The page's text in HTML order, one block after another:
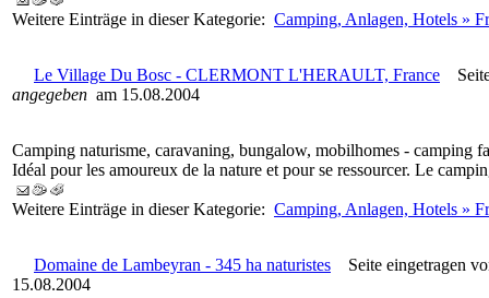
Weitere Einträge in dieser Kategorie: Camping, Anlagen, Hotels »
Le Village Du Bosc - CLERMONT L'HERAULT, France
angegeben am 15.08.2004
Camping naturisme, caravaning, bungalow, mobilhomes - camping
Idéal pour les amoureux de la nature et pour se ressourcer. Le
Weitere Einträge in dieser Kategorie: Camping, Anlagen, Hotels »
Domaine de Lambeyran - 345 ha naturistes Seite eingetragen
15.08.2004